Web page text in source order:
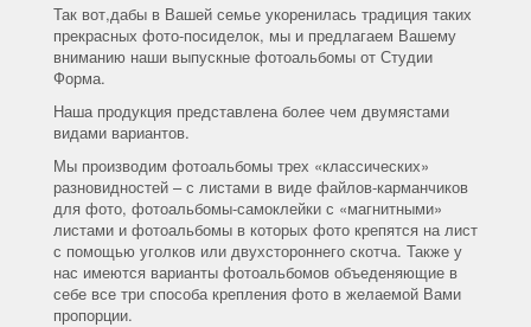
Так вот,дабы в Вашей семье укоренилась традиция таких
прекрасных фото-посиделок, мы и предлагаем Вашему
вниманию наши выпускные фотоальбомы от Студии
Форма.
Наша продукция представлена более чем двумястами
видами вариантов.
Мы производим фотоальбомы трех «классических»
разновидностей – с листами в виде файлов-карманчиков
для фото, фотоальбомы-самоклейки с «магнитными»
листами и фотоальбомы в которых фото крепятся на лист
с помощью уголков или двухстороннего скотча. Также у
нас имеются варианты фотоальбомов объеденяющие в
себе все три способа крепления фото в желаемой Вами
пропорции.